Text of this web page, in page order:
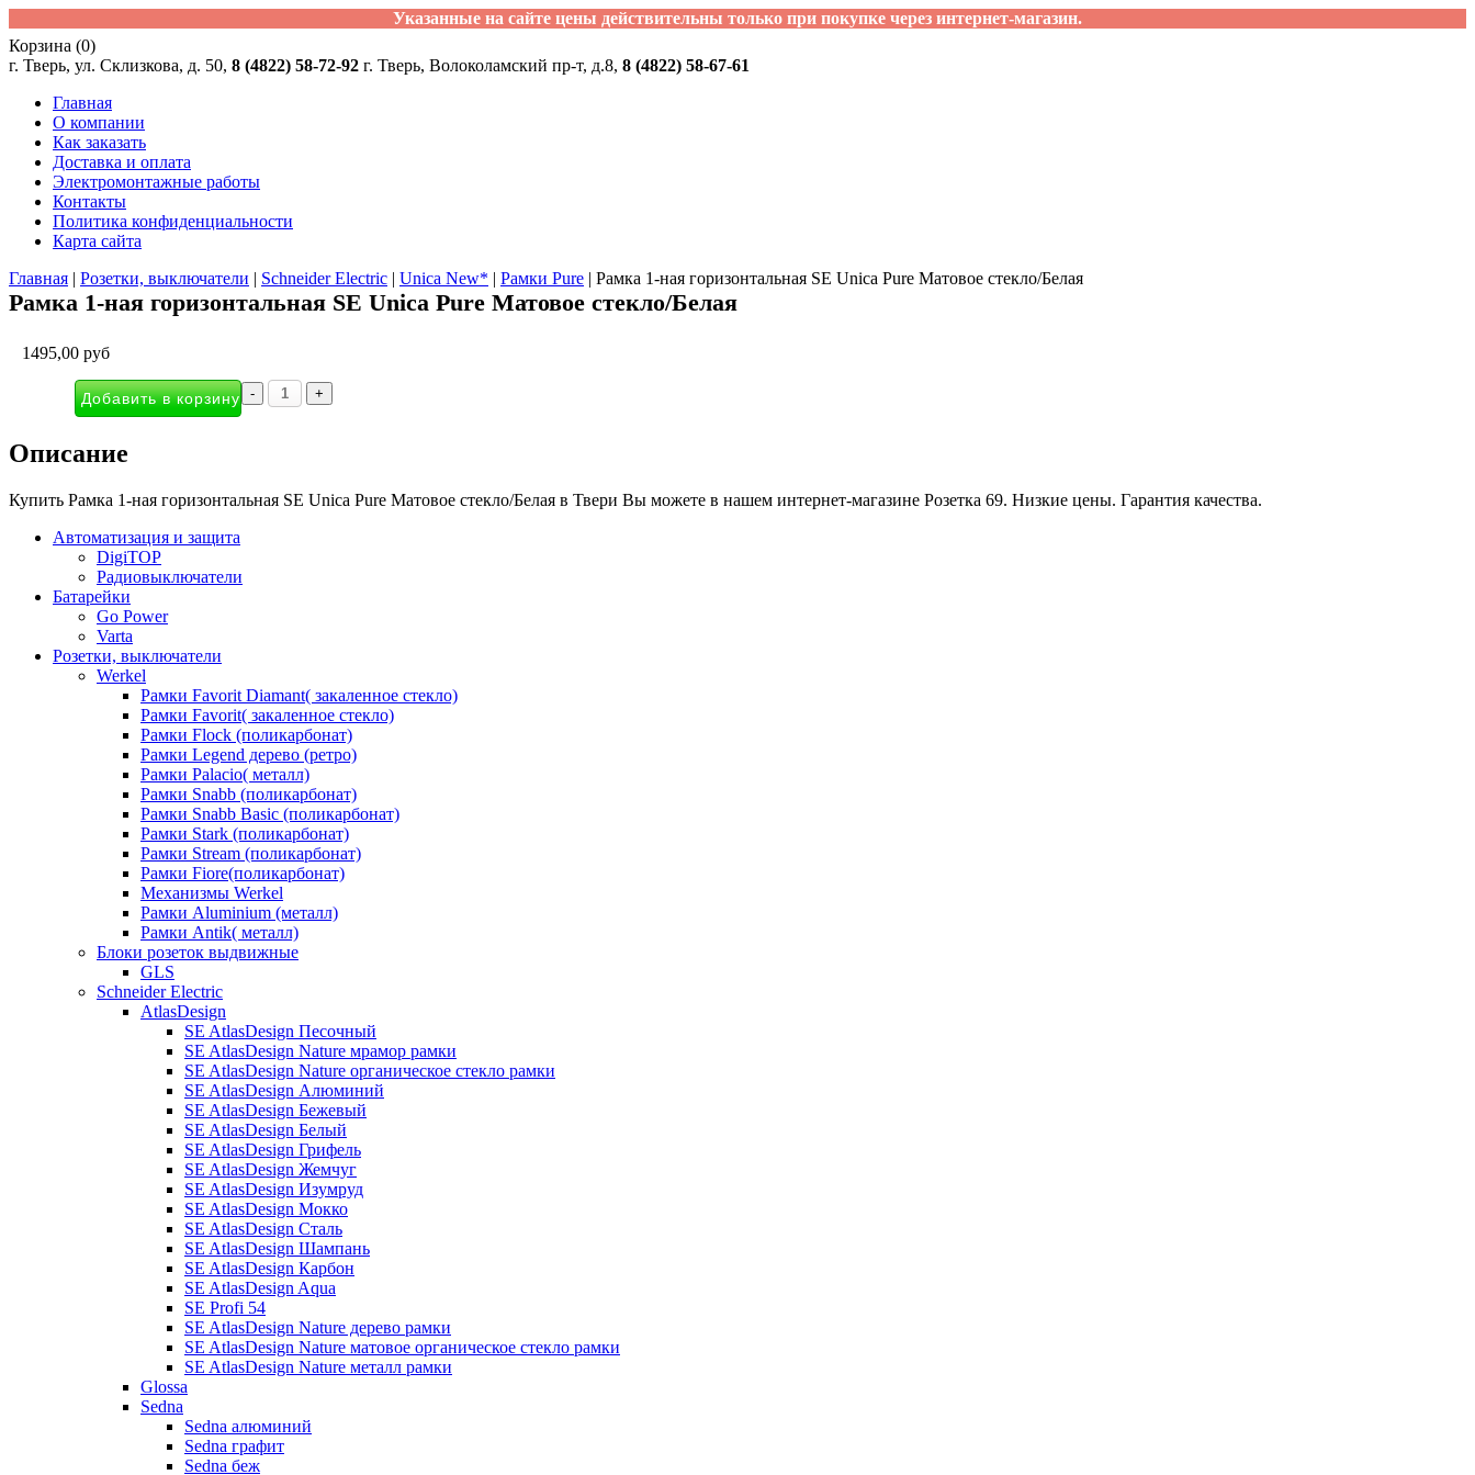
Указанные на сайте цены действительны только при покупке через интернет-магазин.
Корзина (0)
г. Тверь, ул. Склизкова, д. 50, 8 (4822) 58-72-92 г. Тверь, Волоколамский пр-т, д.8, 8 (4822) 58-67-61
Главная
О компании
Как заказать
Доставка и оплата
Электромонтажные работы
Контакты
Политика конфиденциальности
Карта сайта
Главная | Розетки, выключатели | Schneider Electric | Unica New* | Рамки Pure | Рамка 1-ная горизонтальная SE Unica Pure Матовое стекло/Белая
Рамка 1-ная горизонтальная SE Unica Pure Матовое стекло/Белая
1495,00 руб
Описание
Купить Рамка 1-ная горизонтальная SE Unica Pure Матовое стекло/Белая в Твери Вы можете в нашем интернет-магазине Розетка 69. Низкие цены. Гарантия качества.
Автоматизация и защита
DigiTOP
Радиовыключатели
Батарейки
Go Power
Varta
Розетки, выключатели
Werkel
Рамки Favorit Diamant( закаленное стекло)
Рамки Favorit( закаленное стекло)
Рамки Flock (поликарбонат)
Рамки Legend дерево (ретро)
Рамки Palacio( металл)
Рамки Snabb (поликарбонат)
Рамки Snabb Basic (поликарбонат)
Рамки Stark (поликарбонат)
Рамки Stream (поликарбонат)
Рамки Fiore(поликарбонат)
Механизмы Werkel
Рамки Aluminium (металл)
Рамки Antik( металл)
Блоки розеток выдвижные
GLS
Schneider Electric
AtlasDesign
SE AtlasDesign Песочный
SE AtlasDesign Nature мрамор рамки
SE AtlasDesign Nature органическое стекло рамки
SE AtlasDesign Алюминий
SE AtlasDesign Бежевый
SE AtlasDesign Белый
SE AtlasDesign Грифель
SE AtlasDesign Жемчуг
SE AtlasDesign Изумруд
SE AtlasDesign Мокко
SE AtlasDesign Сталь
SE AtlasDesign Шампань
SE AtlasDesign Карбон
SE AtlasDesign Aqua
SE Profi 54
SE AtlasDesign Nature дерево рамки
SE AtlasDesign Nature матовое органическое стекло рамки
SE AtlasDesign Nature металл рамки
Glossa
Sedna
Sedna алюминий
Sedna графит
Sedna беж